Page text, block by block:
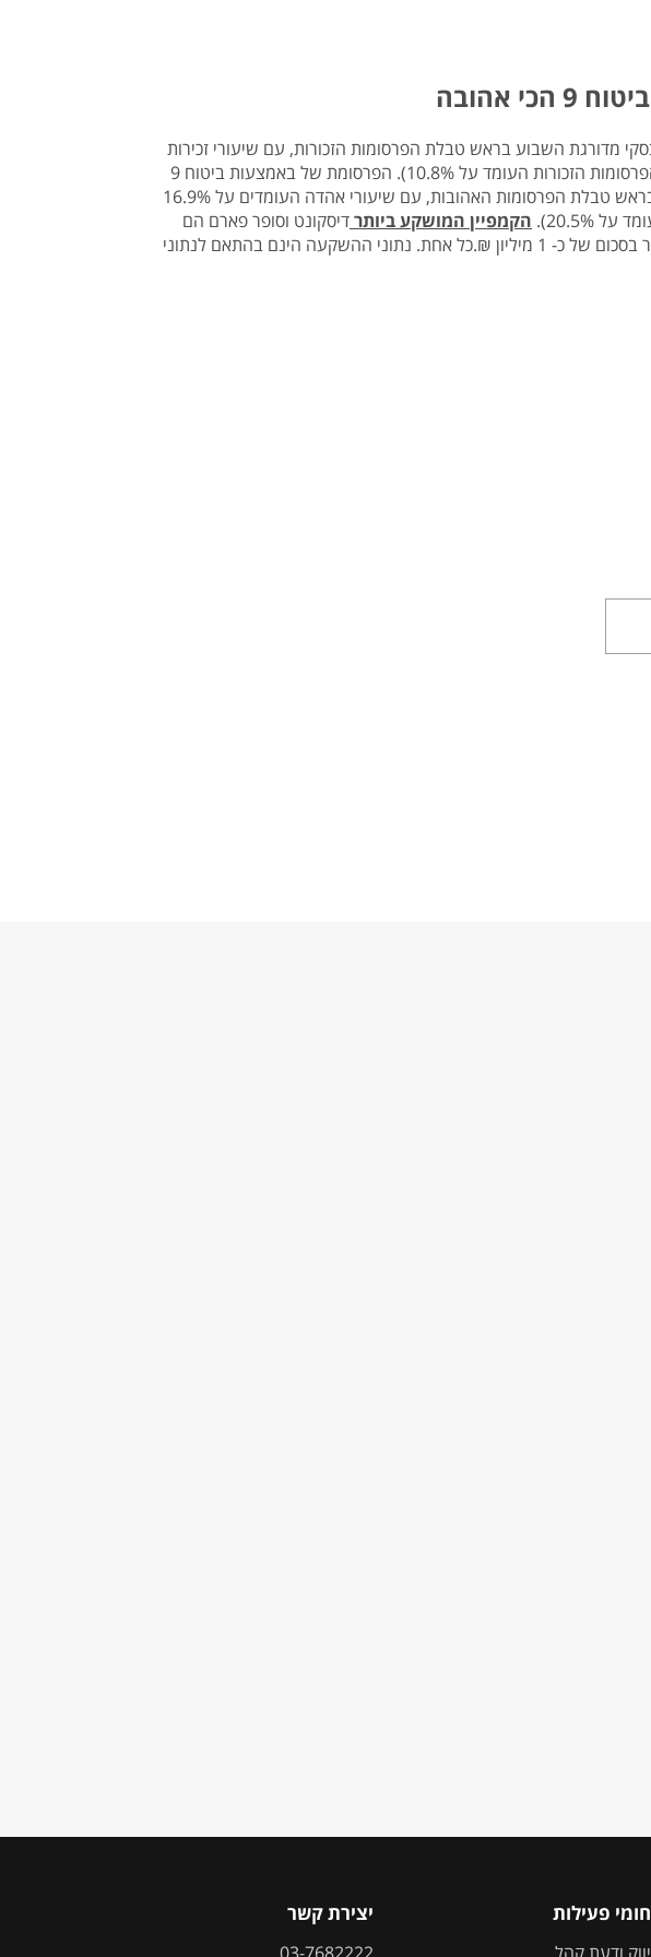
אהובה
מדורגת השבוע בראש טבלת הפרסומות הזכורות, עם שיעורי זכירות
העומדים על 11.6%. (גבוה מהממוצע החצי שנתי של הפרסומות הזכורות העומד על 10.8%). הפרסומת של באמצעות ביטוח 9
באמצעות גליקמן שמיר סמסונוב / PUBLICIS מדורגת בראש טבלת הפרסומות האהובות, עם שיעורי אהדה העומדים על 16.9%
הקמפיין המושקע ביותרדיסקונט וסופר פארם הם
המפרסמים שהשקיעו השבוע את התקציב הגדול ביותר בסכום של כ- 1 מיליון ₪.כל אחת. נתוני ההשקעה הינם בהתאם לנתוני
פעילות יצירת קשר